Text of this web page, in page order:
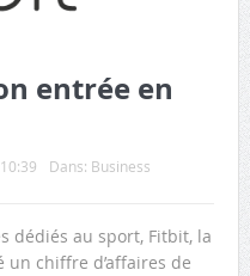
entrée en
Dans: Business
dédiés au sport, Fitbit, la
chiffre d’affaires de